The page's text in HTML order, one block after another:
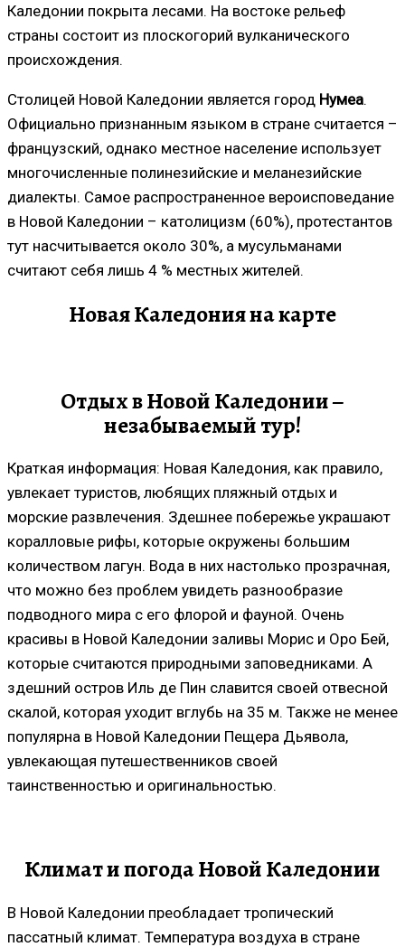
Каледонии покрыта лесами. На востоке рельеф
страны состоит из плоскогорий вулканического
происхождения.
Столицей Новой Каледонии является город Нумеа.
Официально признанным языком в стране считается –
французский, однако местное население использует
многочисленные полинезийские и меланезийские
диалекты. Самое распространенное вероисповедание
в Новой Каледонии – католицизм (60%), протестантов
тут насчитывается около 30%, а мусульманами
считают себя лишь 4 % местных жителей.
Новая Каледония на карте
Отдых в Новой Каледонии –
незабываемый тур!
Краткая информация: Новая Каледония, как правило,
увлекает туристов, любящих пляжный отдых и
морские развлечения. Здешнее побережье украшают
коралловые рифы, которые окружены большим
количеством лагун. Вода в них настолько прозрачная,
что можно без проблем увидеть разнообразие
подводного мира с его флорой и фауной. Очень
красивы в Новой Каледонии заливы Морис и Оро Бей,
которые считаются природными заповедниками. А
здешний остров Иль де Пин славится своей отвесной
скалой, которая уходит вглубь на 35 м. Также не менее
популярна в Новой Каледонии Пещера Дьявола,
увлекающая путешественников своей
таинственностью и оригинальностью.
Климат и погода Новой Каледонии
В Новой Каледонии преобладает тропический
пассатный климат. Температура воздуха в стране